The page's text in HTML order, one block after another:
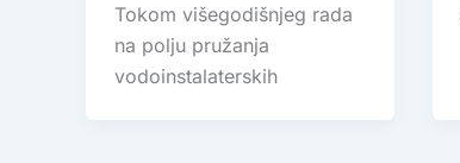
Tokom višegodišnjeg rada
na polju pružanja
vodoinstalaterskih